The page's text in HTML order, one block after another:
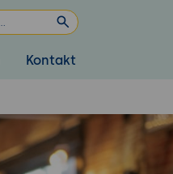
Kontakt